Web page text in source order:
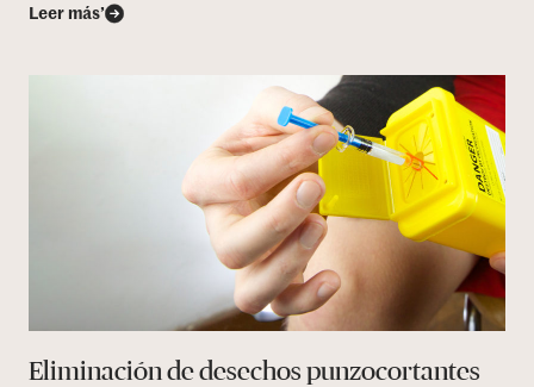
Leer más’
Eliminación de desechos punzocortantes